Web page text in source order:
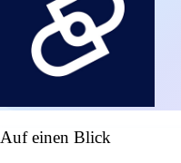
Auf einen Blick